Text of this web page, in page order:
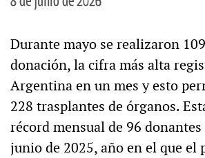
Durante mayo se realizaron
donación, la cifra más alta
Argentina en un mes y esto
228 trasplantes de órganos.
récord mensual de 96
junio de 2025, año en el que el